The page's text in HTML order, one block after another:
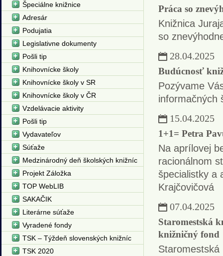
Práca so
Knižnica
so
28.04.2025
Budúcnosť
Pozývame
informačných
15.04.2025
1+1= Petra
Na aprílovej
racionálnom
špecialistky a
Krajčovičová
07.04.2025
Staromestská
knižničný fond
Staromestská
Špeciálne knižnice
Adresár
Podujatia
Legislativne dokumenty
Pošli tip
Knihovnícke školy
Knihovnícke školy v SR
Knihovnícke školy v ČR
Vzdelávacie aktivity
Pošli tip
Vydavateľov
Súťaže
Medzinárodný deň školských knižníc
Projekt Záložka
TOP WebLIB
SAKAČIK
Literárne súťaže
Vyradené fondy
TSK – Týždeň slovenských knižníc
TSK 2020